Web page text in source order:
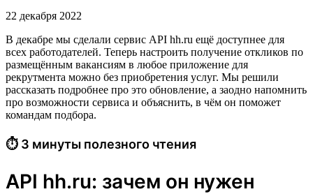
22 декабря 2022
В декабре мы сделали сервис API hh.ru ещё доступнее для
всех работодателей. Теперь настроить получение откликов по
размещённым вакансиям в любое приложение для
рекрутмента можно без приобретения услуг. Мы решили
рассказать подробнее про это обновление, а заодно напомнить
про возможности сервиса и объяснить, в чём он поможет
командам подбора.
⏱ 3 минуты полезного чтения
API hh.ru: зачем он нужен